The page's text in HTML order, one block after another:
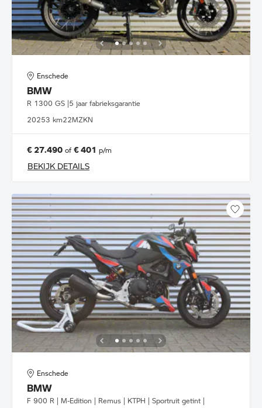
Enschede
BMW
R 1300 GS |5 jaar fabrieksgarantie
20253 km22MZKN
€ 27.490 of € 401 p/m
BEKIJK DETAILS
Enschede
BMW
F 900 R | M-Edition | Remus | KTPH | Sportruit getint |